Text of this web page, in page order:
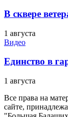
В сквере
1 августа
Видео
Единство в
1 августа
Все права на
сайте,